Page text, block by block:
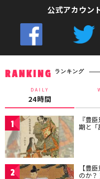
公式アカウン
RANKING ランキング
DAILY
24時間
1 『豊
期と
2 【豊
のか